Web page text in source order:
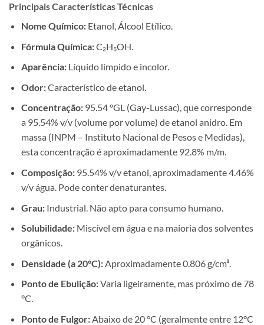
Principais Características Técnicas
Nome Químico:Etanol, Álcool Etílico.
Fórmula Química:C₂H₅OH.
Aparência:Líquido límpido e incolor.
Odor:Característico de etanol.
Concentração:95.54 °GL (Gay-Lussac), que corresponde
a 95.54% v/v (volume por volume) de etanol anidro. Em
massa (INPM – Instituto Nacional de Pesos e Medidas),
esta concentração é aproximadamente 92.8% m/m.
Composição:95.54% v/v etanol, aproximadamente 4.46%
v/v água. Pode conter denaturantes.
Grau:Industrial. Não apto para consumo humano.
Solubilidade:Miscível em água e na maioria dos solventes
orgânicos.
Densidade (a 20°C):Aproximadamente 0.806 g/cm³.
Ponto de Ebulição:Varia ligeiramente, mas próximo de 78
°C.
Ponto de Fulgor:Abaixo de 20 °C (geralmente entre 12°C